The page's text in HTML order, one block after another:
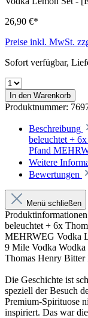
26,90 €*
Preise inkl. MwSt.
Sofort verfügbar,
In den Warenkorb
Produktnummer:
Beschreibung
beleuchtet +
Pfand
Weitere
Bewertungen
Menü schließen
beleuchtet + 6x
MEHRWEG Vodka
9 Mile Vodka
Thomas Henry
Die Geschichte ist
speziell der Besuch
Premium-Spirituose
inspiriert. Das war